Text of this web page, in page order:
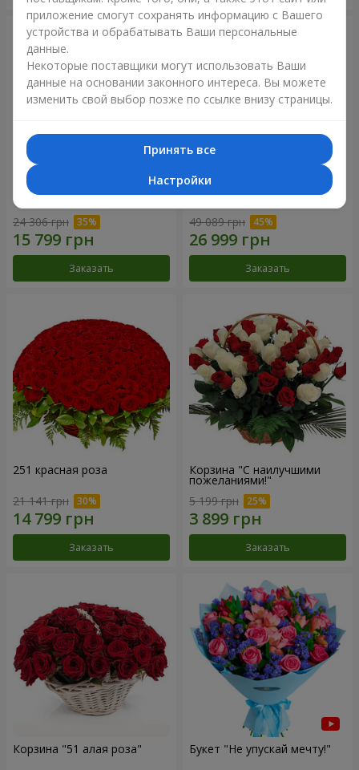
301 красная роза
24 306 грн
Заказать
501 красная роза
49 089 грн
Заказать
251 красная роза
21 141 грн
Заказать
Корзина "С наилучшими
пожеланиями!"
5 199 грн
Заказать
Корзина "51 алая роза" Букет "Не упускай мечту!"
приложение смогут сохранять информацию с Вашего
устройства и обрабатывать Ваши персональные
данные.
Некоторые поставщики могут использовать Ваши
данные на основании законного интереса. Вы можете
изменить свой выбор позже по ссылке внизу страницы.
Принять все
Настройки